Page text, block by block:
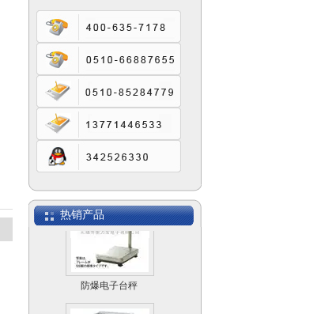
热销产品
衡
防爆电子台秤